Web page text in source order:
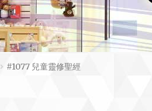
#1077 兒童靈修聖經